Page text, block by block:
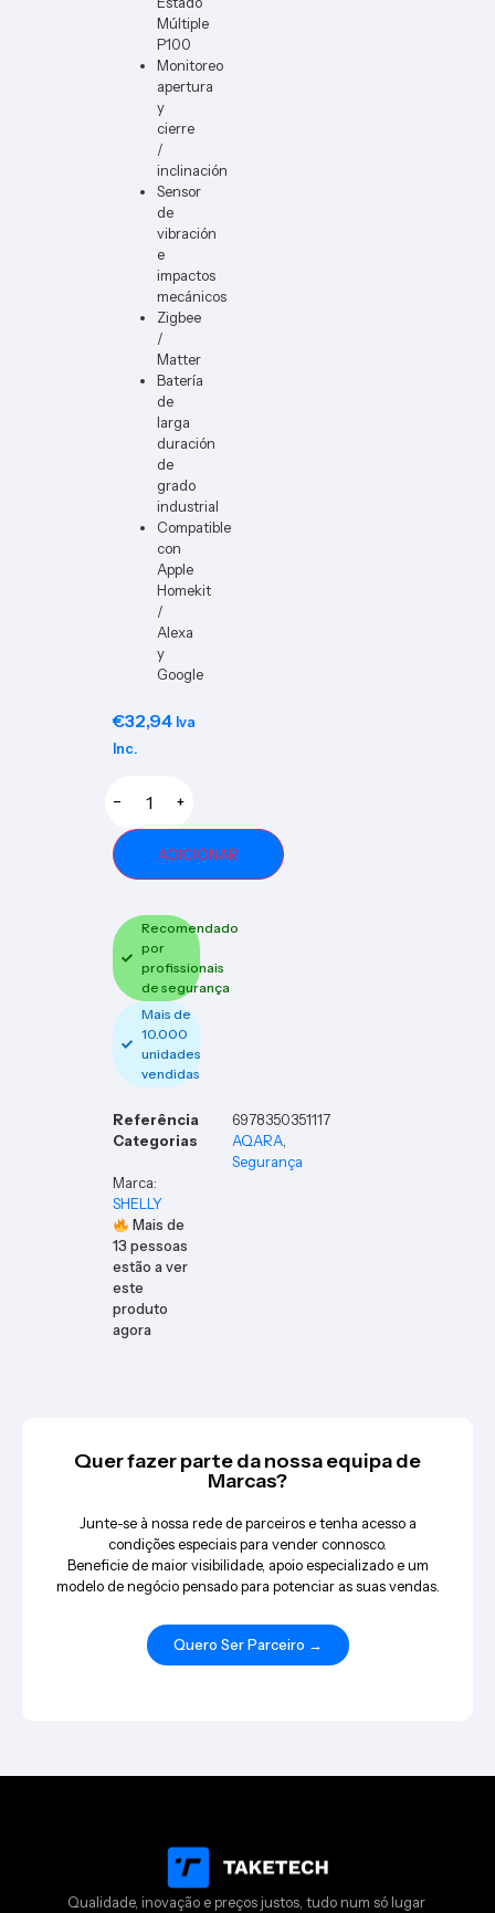
Múltiple
P100
Monitoreo
apertura
y
cierre
/
inclinación
Sensor
de
vibración
e
impactos
mecánicos
Zigbee
/
Matter
Batería
de
larga
duración
de
grado
industrial
Compatible
con
Apple
Homekit
/
Alexa
y
Google
€32,94 Iva
Inc.
− +
ADICIONAR
Recomendado
por
profissionais
de segurança
Mais de
10.000
unidades
vendidas
Referência
6978350351117
Categorias
AQARA,
Segurança
Marca:
SHELLY
Mais de
13 pessoas
estão a ver
este
produto
agora
Quer fazer parte da nossa equipa de
Marcas?
Junte-se à nossa rede de parceiros e tenha acesso a
condições especiais para vender connosco.
Beneficie de maior visibilidade, apoio especializado e um
modelo de negócio pensado para potenciar as suas vendas.
Quero Ser Parceiro →
Qualidade, inovação e preços justos, tudo num só lugar